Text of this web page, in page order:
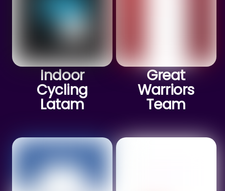
Indoor
Cycling
Latam
Great
Warriors
Team